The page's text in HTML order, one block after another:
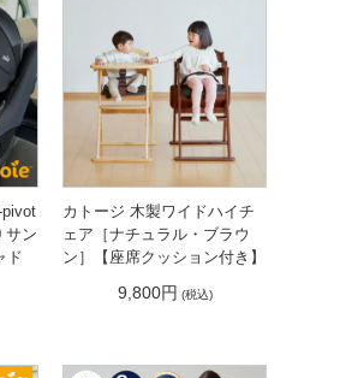
サン
ド
カトージ 木製ワイドハイチ
ェア［ナチュラル・ブラウ
ン］【座席クッション付き】
9,800円 (税込)